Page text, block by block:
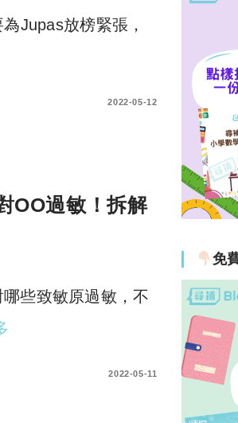
Jupas放榜緊張，
2022-05-12
OO過敏！拆解
些致敏原過敏，不
2022-05-11
免